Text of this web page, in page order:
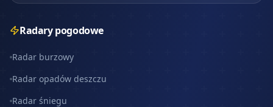
Radary pogodowe
Radar burzowy
Radar opadów deszczu
Radar śniegu